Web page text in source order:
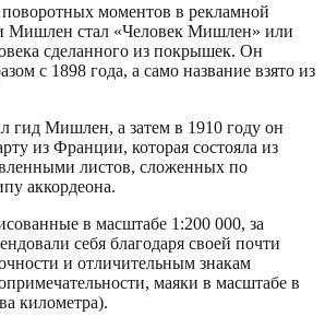
моментов в рекламной
Мишлен стал «Человек Мишлен» или
сделанного из покрышек. Он
с 1898 года, а само название взято из
гид Мишлен, а затем в 1910 году он
из Франции, которая состояла из
листов, сложенных по
аккордеона.
в масштабе 1:200 000, за
себя благодаря своей почти
и отличительным знакам
маяки в масштабе в
километра).